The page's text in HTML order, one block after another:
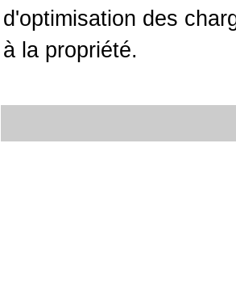
d'optimisation des
à la propriété.